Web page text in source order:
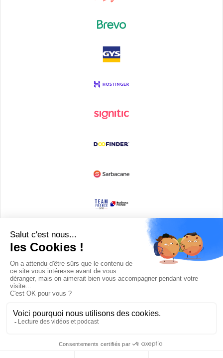
Devenir partenaire
© Copyright 2008 / 2026,DECODE MEDIA, The Innovation Media
Company.All Rights Reserved
TwitterRSS